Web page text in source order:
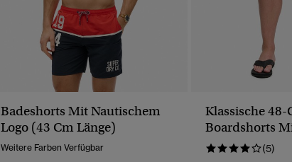
Badeshorts Mit Nautischem
Logo (43 Cm Länge)
Weitere Farben Verfügbar
Klassische 48-
Boardshorts
(5)